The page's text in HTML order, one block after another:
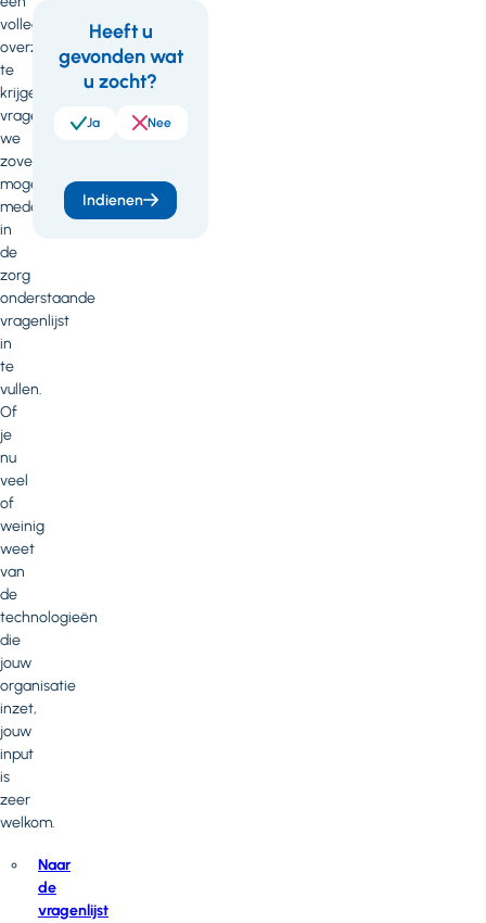
volledig
overzicht
te
krijgen,
vragen
we
zoveel
mogelijk
medewerkers
in
de
zorg
onderstaande
vragenlijst
in
te
vullen.
Of
je
nu
veel
of
weinig
weet
van
de
technologieën
die
jouw
organisatie
inzet,
jouw
input
is
zeer
welkom.
Naar
de
vragenlijst
Feedback
Heeft u
gevonden wat
u zocht?
Ja Nee
Indienen